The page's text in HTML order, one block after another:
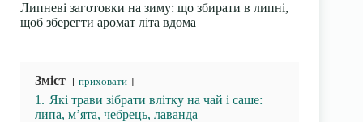
Липневі заготовки на зиму: що збирати в липні,
щоб зберегти аромат літа вдома
Зміст приховати
1. Які трави зібрати влітку на чай і саше:
липа, м’ята, чебрець, лаванда